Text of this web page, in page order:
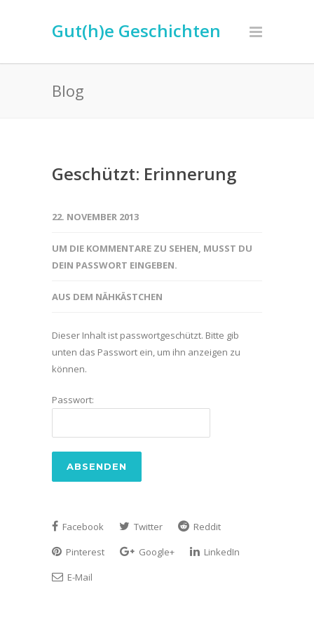
Gut(h)e Geschichten
Blog
Geschützt: Erinnerung
22. NOVEMBER 2013
UM DIE KOMMENTARE ZU SEHEN, MUSST DU
DEIN PASSWORT EINGEBEN.
AUS DEM NÄHKÄSTCHEN
Dieser Inhalt ist passwortgeschützt. Bitte gib
unten das Passwort ein, um ihn anzeigen zu
können.
Passwort:
Facebook Twitter
Reddit
Pinterest
Google+
LinkedIn
E-Mail